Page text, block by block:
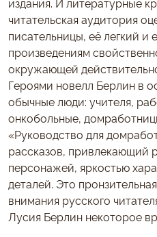
читательская аудитория
писательницы, её легкий и
произведениям
окружающей
Героями новелл Берлин в
обычные люди: учителя,
онкобольные,
«Руководство для
рассказов, привлекающий
персонажей, яркостью
деталей. Это
внимания русского
Лусия Берлин некоторое